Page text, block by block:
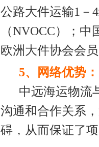
公路大件运输1－
（NVOCC）；
欧洲大件协会会
5、网络优势：
中远海运物流
沟通和合作关系
碍，从而保证了